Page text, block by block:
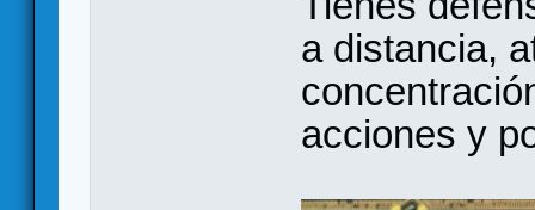
a distancia,
acciones y